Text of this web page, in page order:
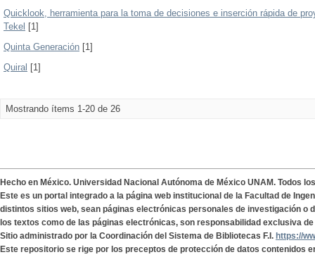
Quicklook, herramienta para la toma de decisiones e inserción rápida de
Tekel [1]
Quinta Generación [1]
Quiral [1]
Mostrando ítems 1-20 de 26
Hecho en México. Universidad Nacional Autónoma de México UNAM. Todos
Este es un portal integrado a la página web institucional de la Facultad de
distintos sitios web, sean páginas electrónicas personales de investigación o
los textos como de las páginas electrónicas, son responsabilidad exclusiva
Sitio administrado por la Coordinación del Sistema de Bibliotecas F.I. https://
Este repositorio se rige por los preceptos de protección de datos contenidos